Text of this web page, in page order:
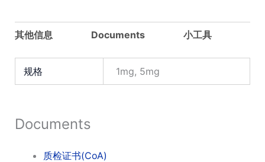
TFA
其他信息 Documents 小工具
规格 1mg, 5mg
Documents
质检证书(CoA)